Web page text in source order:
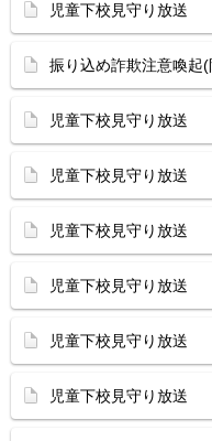
児童下校見守り放送
振り込め詐欺注意喚起
児童下校見守り放送
児童下校見守り放送
児童下校見守り放送
児童下校見守り放送
児童下校見守り放送
児童下校見守り放送